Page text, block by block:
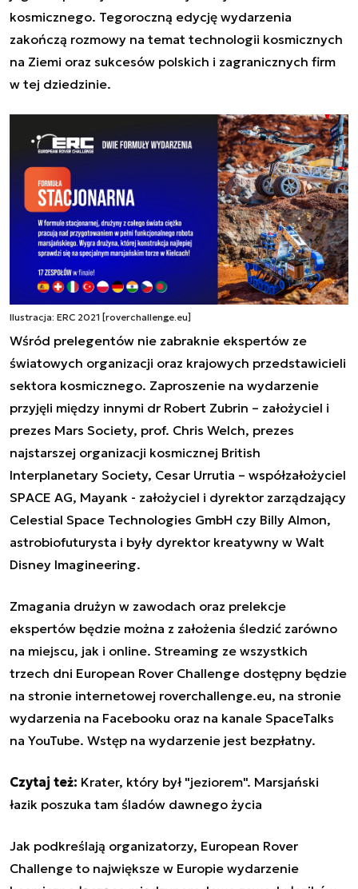
kosmicznego. Tegoroczną edycję wydarzenia
zakończą rozmowy na temat technologii kosmicznych
na Ziemi oraz sukcesów polskich i zagranicznych firm
w tej dziedzinie.
Ilustracja: ERC 2021 [roverchallenge.eu]
Wśród prelegentów nie zabraknie ekspertów ze
światowych organizacji oraz krajowych przedstawicieli
sektora kosmicznego. Zaproszenie na wydarzenie
przyjęli między innymi dr Robert Zubrin – założyciel i
prezes Mars Society, prof. Chris Welch, prezes
najstarszej organizacji kosmicznej British
Interplanetary Society, Cesar Urrutia – współzałożyciel
SPACE AG, Mayank - założyciel i dyrektor zarządzający
Celestial Space Technologies GmbH czy Billy Almon,
astrobiofuturysta i były dyrektor kreatywny w Walt
Disney Imagineering.
Zmagania drużyn w zawodach oraz prelekcje
ekspertów będzie można z założenia śledzić zarówno
na miejscu, jak i online. Streaming ze wszystkich
trzech dni European Rover Challenge dostępny będzie
na stronie internetowej roverchallenge.eu, na stronie
wydarzenia na Facebooku oraz na kanale SpaceTalks
na YouTube. Wstęp na wydarzenie jest bezpłatny.
Czytaj też: Krater, który był "jeziorem". Marsjański
łazik poszuka tam śladów dawnego życia
Jak podkreślają organizatorzy, European Rover
Challenge to największe w Europie wydarzenie